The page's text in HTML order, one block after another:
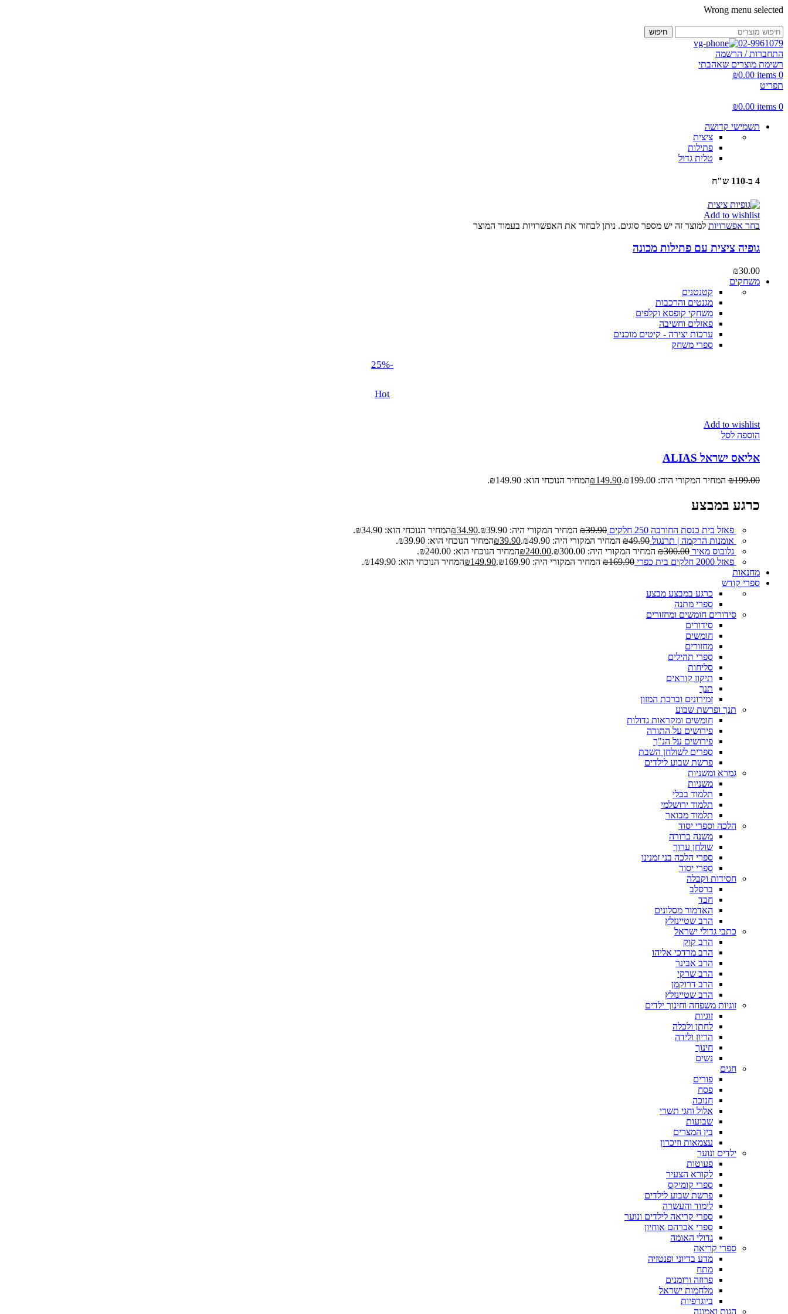
Wrong menu selected
חיפוש
02-9961079
התחברות / הרשמה
רשימת מוצרים שאהבתי
0
items
₪0.00
תפריט
0
items
₪0.00
תשמישי קדושה
ציצית
פתילות
טלית גדול
4 ב-110 ש"ח
Add to wishlist
בחר אפשרויות למוצר זה יש מספר סוגים. ניתן לבחור את האפשרויות בעמוד המוצר
גופיה ציצית עם פתילות מכונה
₪30.00
משחקים
קטנטנים
מגנטים והרכבות
משחקי קופסא וקלפים
פאזלים וחשיבה
ערכות יצירה - קיטים מוכנים
ספרי משחק
-25%
Hot
Add to wishlist
הוספה לסל
אליאס ישראל ALIAS
₪199.00 המחיר המקורי היה: ₪199.00. ₪149.90 המחיר הנוכחי הוא: ₪149.90.
כרגע במבצע
פאזל בית כנסת החורבה 250 חלקים ₪39.90 המחיר המקורי היה: ₪39.90. ₪34.90
המחיר הנוכחי הוא: ₪34.90.
אומנות הרקמה | תרנגול
₪49.90 המחיר המקורי היה: ₪49.90. ₪39.90
המחיר הנוכחי הוא: ₪39.90.
גלובוס מאיר
₪300.00 המחיר המקורי היה: ₪300.00. ₪240.00
המחיר הנוכחי הוא: ₪240.00.
פאזל 2000 חלקים בית כפרי
₪169.90 המחיר המקורי היה: ₪169.90. ₪149.90
המחיר הנוכחי הוא: ₪149.90.
מחנאות
ספרי קודש
כרגע במבצע מבצע
ספרי מתנה
סידורים חומשים ומחזורים
סידורים
חומשים
מחזורים
ספרי תהילים
סליחות
תיקון קוראים
תנך
זמירונים וברכת המזון
תנך ופרשת שבוע
חומשים ומקראות גדולות
פירושים על התורה
פירושים על הנ"ך
ספרים לשולחן השבת
פרשת שבוע לילדים
גמרא ומשניות
משניות
תלמוד בבלי
תלמוד ירושלמי
תלמוד מבואר
הלכה וספרי יסוד
משנה ברורה
שולחן ערוך
ספרי הלכה בני זמנינו
ספרי יסוד
חסידות וקבלה
ברסלב
חבד
האדמור מסלונים
הרב שטיינזלץ
כתבי גדולי ישראל
הרב קוק
הרב מרדכי אליהו
הרב אבינר
הרב שרקי
הרב דרוקמן
הרב שטיינזלץ
זוגיות משפחה וחינוך ילדים
זוגיות
לחתן ולכלה
הריון ולידה
חינוך
נשים
חגים
פורים
פסח
חנוכה
אלול וחגי תשרי
שבועות
בין המצרים
עצמאות וזיכרון
ילדים ונוער
פעוטות
לקורא הצעיר
ספרי קומיקס
פרשת שבוע לילדים
לימוד והעשרה
ספרי קריאה לילדים ונוער
ספרי אברהם אוחיון
גדולי האומה
ספרי קריאה
מדע בדיוני ופנטזיה
מתח
פרוזה ורומנים
מלחמות ישראל
ביוגרפיות
הגות ואמונה